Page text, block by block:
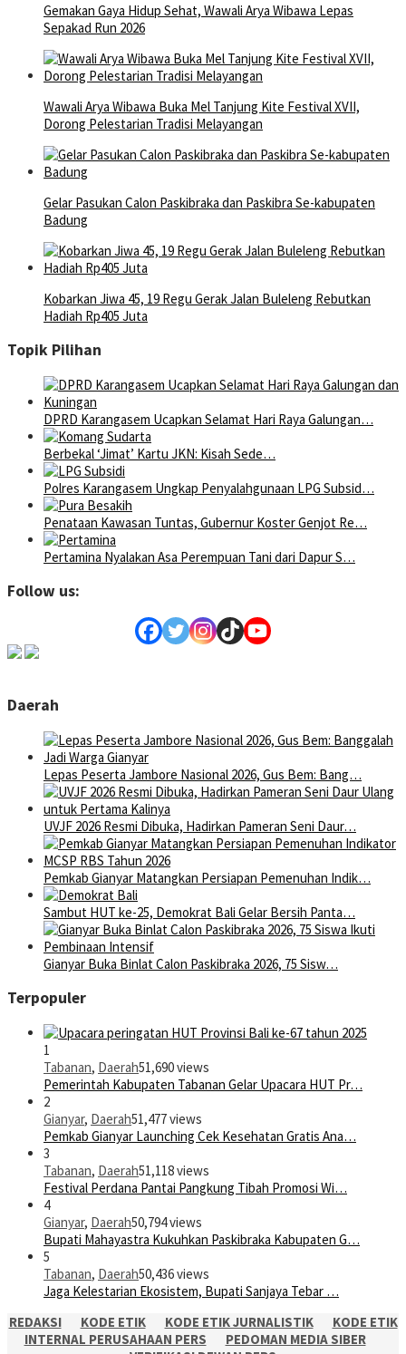
Gemakan Gaya Hidup Sehat, Wawali Arya Wibawa Lepas
Sepakad Run 2026
Wawali Arya Wibawa Buka Mel Tanjung Kite Festival XVII,
Dorong Pelestarian Tradisi Melayangan
Gelar Pasukan Calon Paskibraka dan Paskibra Se-kabupaten
Badung
Kobarkan Jiwa 45, 19 Regu Gerak Jalan Buleleng Rebutkan
Hadiah Rp405 Juta
Topik Pilihan
DPRD Karangasem Ucapkan Selamat Hari Raya Galungan…
Berbekal ‘Jimat’ Kartu JKN: Kisah Sede…
Polres Karangasem Ungkap Penyalahgunaan LPG Subsid…
Penataan Kawasan Tuntas, Gubernur Koster Genjot Re…
Pertamina Nyalakan Asa Perempuan Tani dari Dapur S…
Follow us:
Daerah
Lepas Peserta Jambore Nasional 2026, Gus Bem: Bang…
UVJF 2026 Resmi Dibuka, Hadirkan Pameran Seni Daur…
Pemkab Gianyar Matangkan Persiapan Pemenuhan Indik…
Sambut HUT ke-25, Demokrat Bali Gelar Bersih Panta…
Gianyar Buka Binlat Calon Paskibraka 2026, 75 Sisw…
Terpopuler
1
Tabanan, Daerah51,690 views
Pemerintah Kabupaten Tabanan Gelar Upacara HUT Pr…
2
Gianyar, Daerah51,477 views
Pemkab Gianyar Launching Cek Kesehatan Gratis Ana…
3
Tabanan, Daerah51,118 views
Festival Perdana Pantai Pangkung Tibah Promosi Wi…
4
Gianyar, Daerah50,794 views
Bupati Mahayastra Kukuhkan Paskibraka Kabupaten G…
5
Tabanan, Daerah50,436 views
Jaga Kelestarian Ekosistem, Bupati Sanjaya Tebar …
REDAKSI
KODE ETIK KODE ETIK JURNALISTIK
KODE ETIK
INTERNAL PERUSAHAAN PERS
PEDOMAN MEDIA SIBER